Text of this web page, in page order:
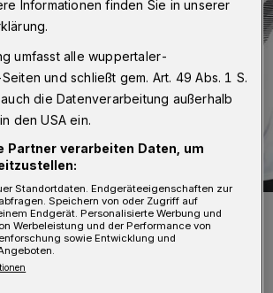
und Mats Hummels.
Informationen finden Sie in unserer
umfasst alle wuppertaler-
und schließt gem. Art. 49 Abs. 1 S.
auch die Datenverarbeitung außerhalb
den USA ein.
Partner verarbeiten Daten, um
Standortdaten. Endgeräteeigenschaften zur
Speichern von oder Zugriff auf
Endgerät. Personalisierte Werbung und
Werbeleistung und der Performance von
sowie Entwicklung und